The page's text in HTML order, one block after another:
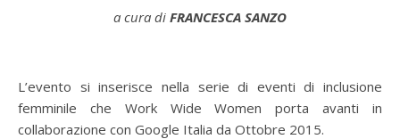
a cura di FRANCESCA SANZO
L’evento si inserisce nella serie di eventi di inclusione
femminile che Work Wide Women porta avanti in
collaborazione con Google Italia da Ottobre 2015.